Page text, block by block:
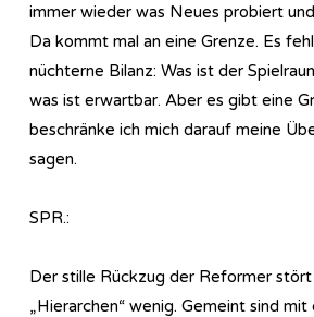
immer wieder was Neues probiert
Da kommt mal an eine Grenze. Es
nüchterne Bilanz: Was ist der
was ist erwartbar. Aber es gibt eine
beschränke ich mich darauf meine
sagen.
SPR.:
Der stille Rückzug der Reformer
„Hierarchen“ wenig. Gemeint sind